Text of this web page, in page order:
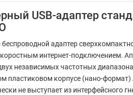
USB-адаптер
адаптер
интернет-подключением.
независимых частотных
пластиковом корпусе (нано-формат)
не выступает из интерфейсного